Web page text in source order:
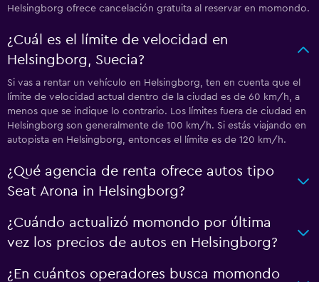
Helsingborg ofrece cancelación gratuita al reservar en momondo.
¿Cuál es el límite de velocidad en
Helsingborg, Suecia?
Si vas a rentar un vehículo en Helsingborg, ten en cuenta que el
límite de velocidad actual dentro de la ciudad es de 60 km/h, a
menos que se indique lo contrario. Los límites fuera de ciudad en
Helsingborg son generalmente de 100 km/h. Si estás viajando en
autopista en Helsingborg, entonces el límite es de 120 km/h.
¿Qué agencia de renta ofrece autos tipo
Seat Arona in Helsingborg?
¿Cuándo actualizó momondo por última
vez los precios de autos en Helsingborg?
¿En cuántos operadores busca momondo